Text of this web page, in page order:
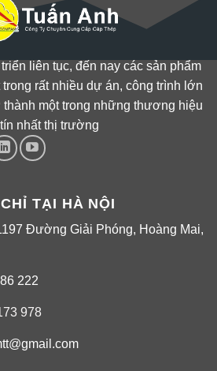
liên tục, đến nay các sản phẩm
rất nhiều dự án, công trình lớn
một trong những thương hiệu
nhất thị trường
TẠI HÀ NỘI
Đường Giải Phóng, Hoàng Mai,
222
978